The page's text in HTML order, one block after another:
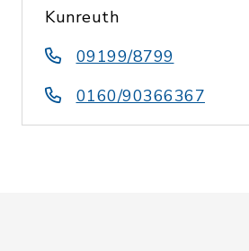
Kunreuth
09199/8799
0160/90366367